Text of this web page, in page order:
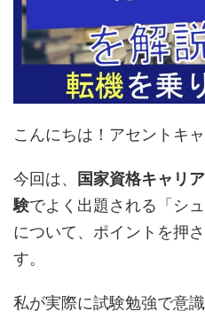
こんにちは！アセントキ
今回は、 国家資格キャリ
験でよく出題される「シ
について、ポイントを押
す。
私が実際に試験勉強で意